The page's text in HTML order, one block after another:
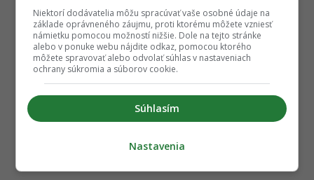
Niektorí dodávatelia môžu spracúvať vaše osobné údaje na
základe oprávneného záujmu, proti ktorému môžete vzniesť
námietku pomocou možností nižšie. Dole na tejto stránke
alebo v ponuke webu nájdite odkaz, pomocou ktorého
môžete spravovať alebo odvolať súhlas v nastaveniach
ochrany súkromia a súborov cookie.
Súhlasím
Nastavenia